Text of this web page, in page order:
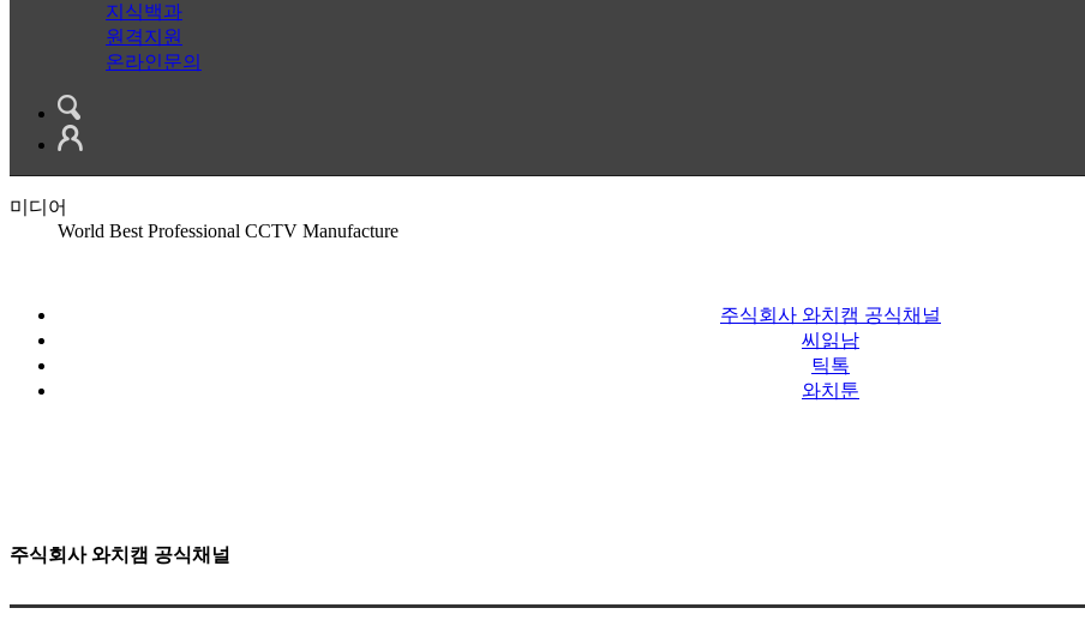
지식백과
원격지원
온라인문의
미디어
World Best Professional CCTV Manufacture
주식회사 와치캠 공식채널
씨읽남
틱톡
와치툰
주식회사 와치캠 공식채널